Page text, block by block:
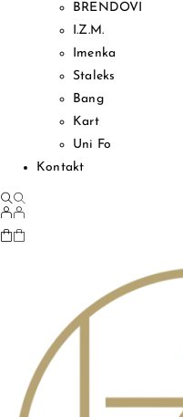
BRENDOVI
I.Z.M.
Imenka
Staleks
Bang
Kart
Uni Fo
Kontakt